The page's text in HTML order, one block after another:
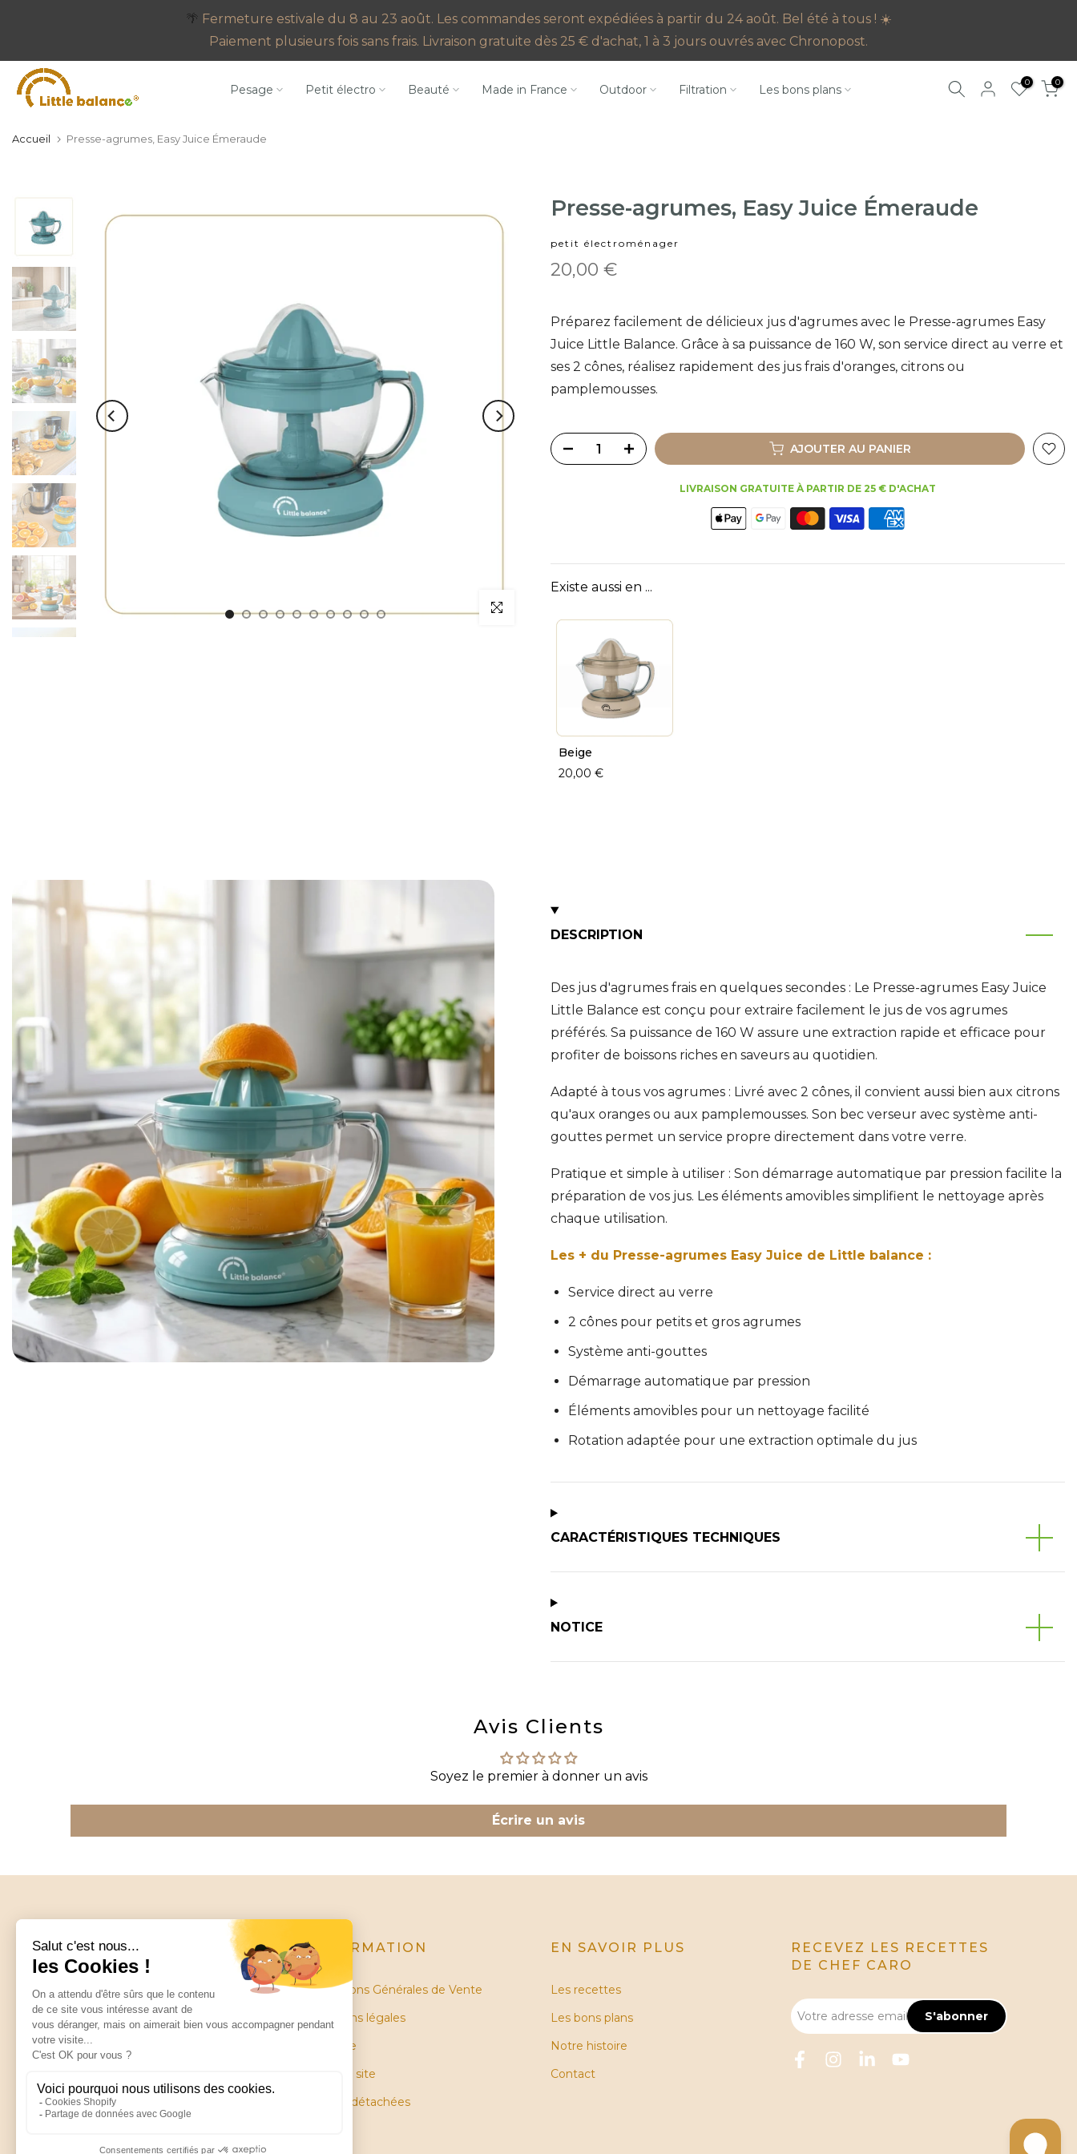
contenu
🌴 Fermeture estivale du 8 au 23 août. Les commandes seront expédiées à partir du 24 août. Bel été à tous ! ☀️
Paiement plusieurs fois sans frais. Livraison gratuite dès 25 € d'achat, 1 à 3 jours ouvrés avec Chronopost.
Pesage Petit électro Beauté Made in France Outdoor Filtration Les bons plans 0 0
Accueil Presse-agrumes, Easy Juice Émeraude
Presse-agrumes, Easy Juice Émeraude
petit électroménager
20,00 €
Préparez facilement de délicieux jus d'agrumes avec le Presse-agrumes Easy
Juice Little Balance. Grâce à sa puissance de 160 W, son service direct au verre et
ses 2 cônes, réalisez rapidement des jus frais d'oranges, citrons ou
pamplemousses.
AJOUTER AU PANIER
LIVRAISON GRATUITE À PARTIR DE 25 € D'ACHAT
Existe aussi en ...
Beige
20,00 €
DESCRIPTION
Des jus d'agrumes frais en quelques secondes : Le Presse-agrumes Easy Juice
Little Balance est conçu pour extraire facilement le jus de vos agrumes
préférés. Sa puissance de 160 W assure une extraction rapide et efficace pour
profiter de boissons riches en saveurs au quotidien.
Adapté à tous vos agrumes : Livré avec 2 cônes, il convient aussi bien aux citrons
qu'aux oranges ou aux pamplemousses. Son bec verseur avec système anti-
gouttes permet un service propre directement dans votre verre.
Pratique et simple à utiliser : Son démarrage automatique par pression facilite la
préparation de vos jus. Les éléments amovibles simplifient le nettoyage après
chaque utilisation.
Les + du Presse-agrumes Easy Juice de Little balance :
Service direct au verre
2 cônes pour petits et gros agrumes
Système anti-gouttes
Démarrage automatique par pression
Éléments amovibles pour un nettoyage facilité
Rotation adaptée pour une extraction optimale du jus
CARACTÉRISTIQUES TECHNIQUES
NOTICE
Avis Clients
Soyez le premier à donner un avis
Écrire un avis
Little balance
ZA Les Petites Ruelles
Contactez-nous
INFORMATION
Conditions Générales de Vente
Mentions légales
Garantie
Plan du site
Pièces détachées
EN SAVOIR PLUS
Les recettes
Les bons plans
Notre histoire
Contact
RECEVEZ LES RECETTES
DE CHEF CARO